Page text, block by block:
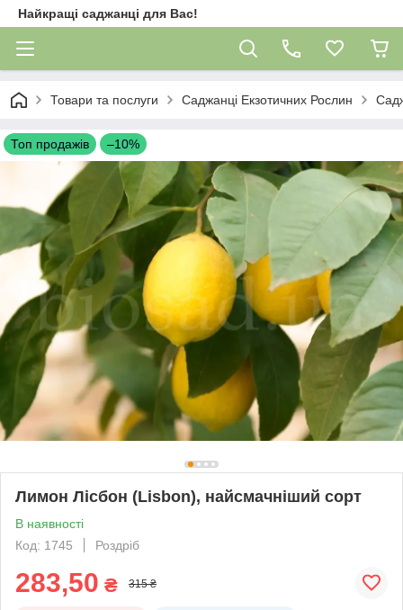
Найкращі саджанці для Вас!
Товари та послуги Саджанці Екзотичних Рослин
Топ продажів –10%
Лимон Лісбон (Lisbon), найсмачніший сорт
В наявності
Код: 1745
Роздріб
283,50 ₴ 315 ₴